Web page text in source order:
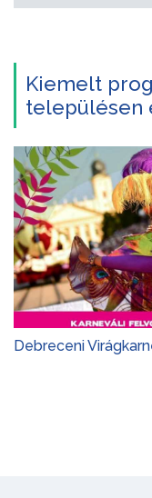
Kiemelt
településen
Debreceni